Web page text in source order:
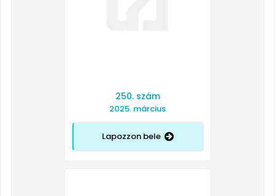
250. szám
2025. március
Lapozzon bele